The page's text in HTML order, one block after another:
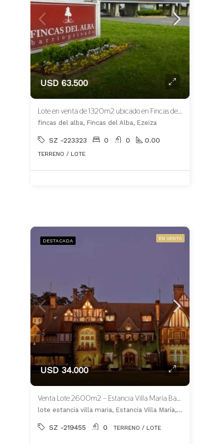
USD 63.500
Lote en venta de 1320m2 ubicado en Fincas del Alba Apto Crédito
fincas del alba, Fincas del Alba, Ezeiza
SZ -223323 0 0 0.00
TERRENO / LOTE
DESTACADA EN VENTA
USD 34.000
Venta Lote 2600m2 – Estancia Villa María Barrio Los Silos – CANNING
lote estancia villa maria, Estancia Villa María, Ezeiza
SZ -219455 0 TERRENO / LOTE